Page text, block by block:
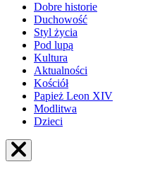
Dobre historie
Duchowość
Styl życia
Pod lupą
Kultura
Aktualności
Kościół
Papież Leon XIV
Modlitwa
Dzieci